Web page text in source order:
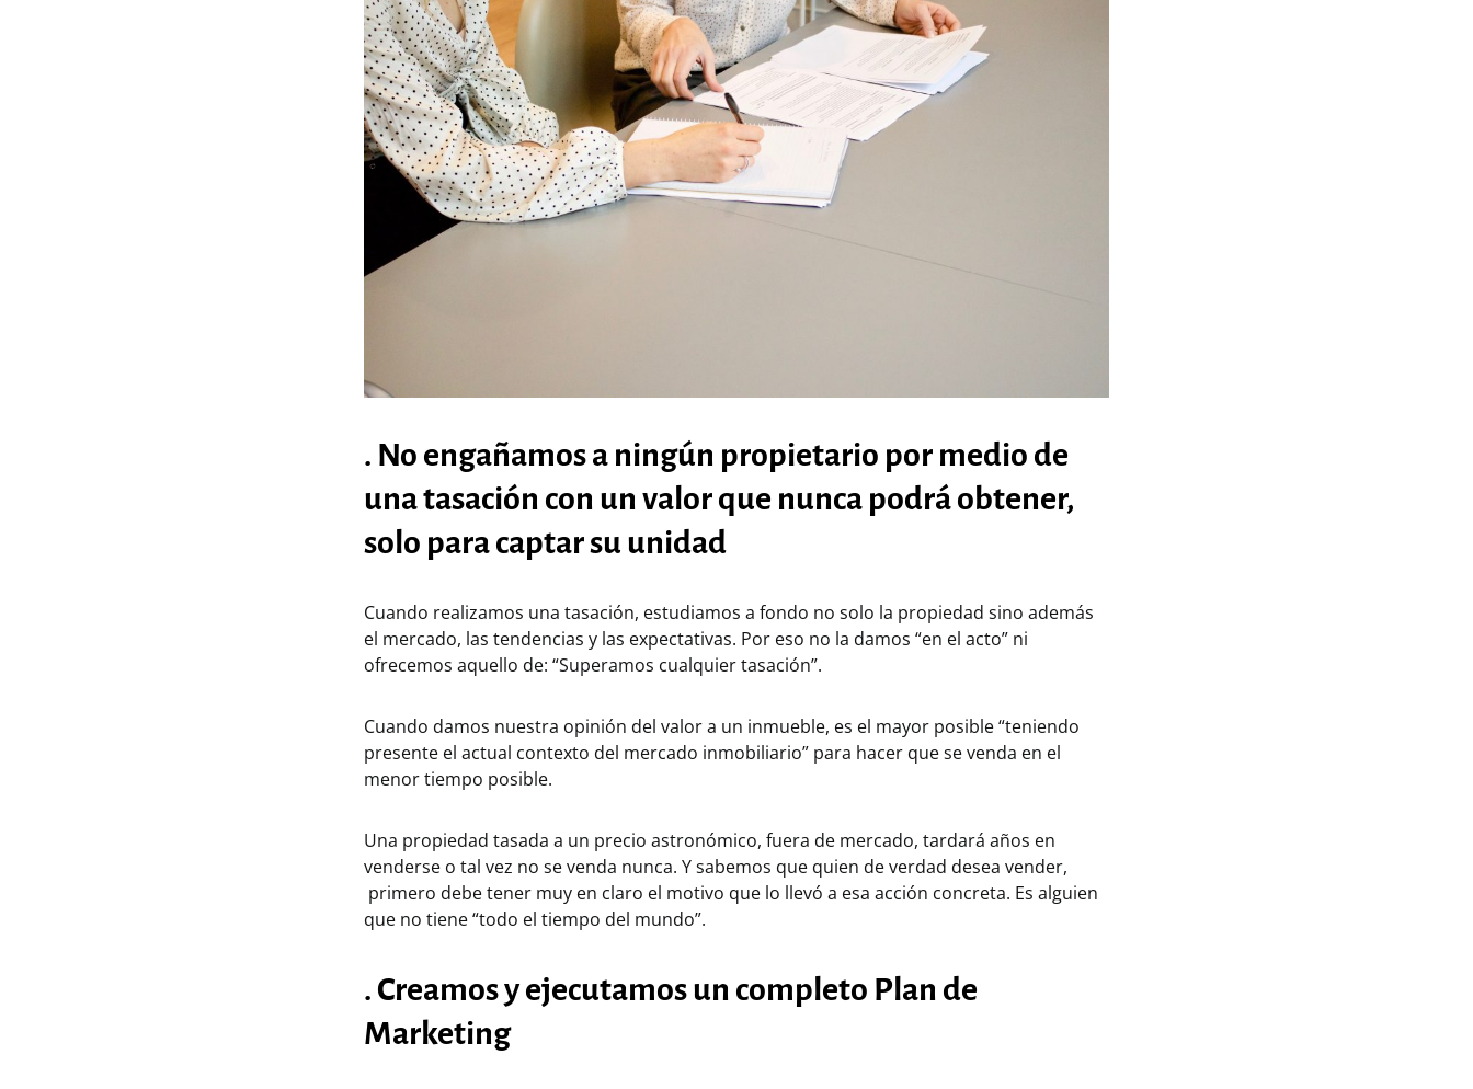
. No engañamos a ningún propietario por medio de
una tasación con un valor que nunca podrá obtener,
solo para captar su unidad
Cuando realizamos una tasación, estudiamos a fondo no solo la propiedad sino además
el mercado, las tendencias y las expectativas. Por eso no la damos “en el acto” ni
ofrecemos aquello de: “Superamos cualquier tasación”.
Cuando damos nuestra opinión del valor a un inmueble, es el mayor posible “teniendo
presente el actual contexto del mercado inmobiliario” para hacer que se venda en el
menor tiempo posible.
Una propiedad tasada a un precio astronómico, fuera de mercado, tardará años en
venderse o tal vez no se venda nunca. Y sabemos que quien de verdad desea vender,
primero debe tener muy en claro el motivo que lo llevó a esa acción concreta. Es alguien
que no tiene “todo el tiempo del mundo”.
. Creamos y ejecutamos un completo Plan de
Marketing